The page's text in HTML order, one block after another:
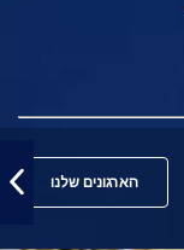
הארגונים שלנו